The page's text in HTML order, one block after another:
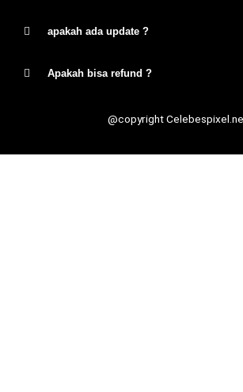
apakah ada update ?
Apakah bisa refund ?
@copyright